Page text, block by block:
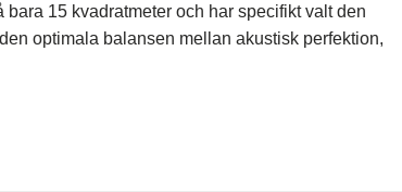
15 kvadratmeter och har specifikt valt den
optimala balansen mellan akustisk perfektion,